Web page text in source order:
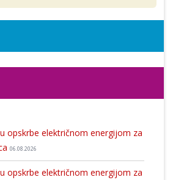
opskrbe električnom energijom za
06.08.2026
opskrbe električnom energijom za